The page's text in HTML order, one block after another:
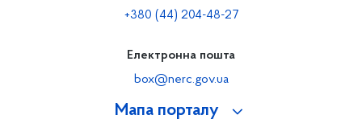
Мапа порталу
+380 (44) 204-48-27
Електронна пошта
box@nerc.gov.ua